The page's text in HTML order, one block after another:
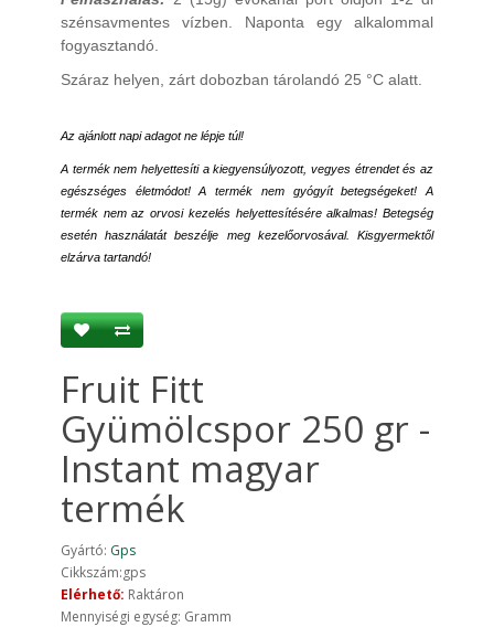
szénsavmentes vízben. Naponta egy alkalommal
fogyasztandó.
Száraz helyen, zárt dobozban tárolandó 25 °C alatt.
Az ajánlott napi adagot ne lépje túl!
A termék nem helyettesíti a kiegyensúlyozott, vegyes étrendet és az
egészséges életmódot! A termék nem gyógyít betegségeket! A
termék nem az orvosi kezelés helyettesítésére alkalmas! Betegség
esetén használatát beszélje meg kezelőorvosával. Kisgyermektől
elzárva tartandó!
Fruit Fitt
Gyümölcspor 250 gr -
Instant magyar
termék
Gyártó: Gps
Cikkszám:gps
Elérhető: Raktáron
Mennyiségi egység: Gramm